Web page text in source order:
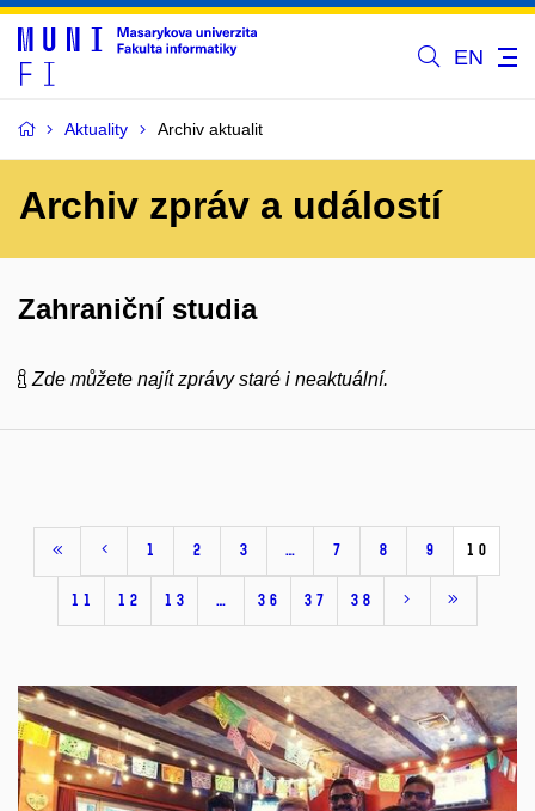
EN
Aktuality Archiv aktualit
Archiv zpráv a událostí
Zahraniční studia
Zde můžete najít zprávy staré i neaktuální.
1 2 3 … 7 8 9 10
11 12 13 … 36 37 38